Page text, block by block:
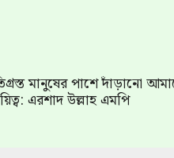
মানুষের পাশে দাঁড়ানো
এরশাদ উল্লাহ এমপি